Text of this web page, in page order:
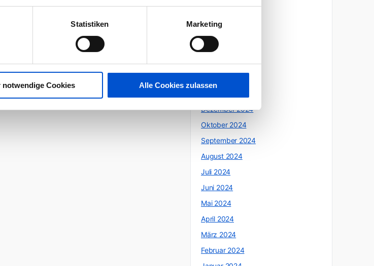
Statistiken Marketing
notwendige Cookies Alle Cookies zulassen
Mai 2025
April 2025
März 2025
Dezember 2024
Oktober 2024
September 2024
August 2024
Juli 2024
Juni 2024
Mai 2024
April 2024
März 2024
Februar 2024